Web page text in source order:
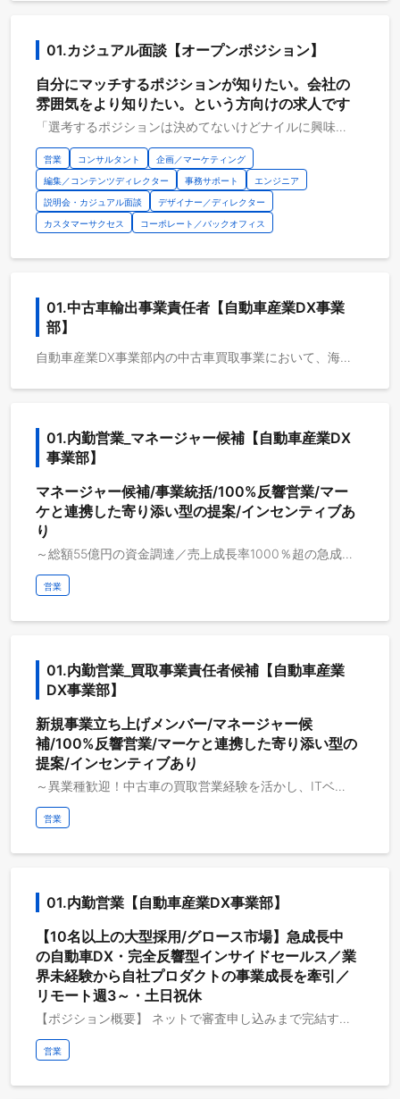
01.カジュアル面談【オープンポジション】
自分にマッチするポジションが知りたい。会社の
雰囲気をより知りたい。という方向けの求人です
「選考するポジションは決めてないけどナイルに興味がある」「情報交換をしたい」「マッチするポジションがあるか知りたい」という方はこちらから応募をお願いします。 ご経歴やスキルを拝見し、マッチするポジションがある場合は人事とのカジュアル面談を調整させていただきます。 ＜ポジションイメージ＞ ・Webコンサルタント ・事業企画、経営企画 ・コーポレート（経理、法務、人事） ・マーケティング ・コンテンツディレクター ＜対象になる方＞ ・働き方や雰囲気など、求人では確認しづらい部分を含めて詳細を聞きたい ・今は転職活動をしていないが、今後のために情報収集をしたい ・自身にマッチするポジションがあるか直接確認をしたい など ＜詳細＞ ・30～60分程度のオンライン面談 ・希望に応じて以下のような内容を想定しています -会社説明 -募集職種のご案内 -キャリアの壁打ち -質疑応答 など ＜その他＞ ・あくまで情報交換の面談のため志望動機や自己PR等のご準備は必要ございません ・服装についても特に指定はございません ＜注意事項＞ 本ポジションは面談前に書類選考を実施させていただきます
営業 コンサルタント
企画／マーケティング
編集／コンテンツディレクター
事務サポート
エンジニア
説明会・カジュアル面談
デザイナー／ディレクター
カスタマーサクセス
コーポレート／バックオフィス
01.中古車輸出事業責任者【自動車産業DX事業
部】
自動車産業DX事業部内の中古車買取事業において、海外輸出領域の事業責任者として活躍いただきます。 【お願いしたい業務・ミッション】 ・新たな輸出先（顧客・パートナー）の開拓 ・マーケティングプランの策定（自社広告サイトのグロースチームとの協業） ・各国事情に即した車両調達 ・事業スキームを実現するためのアライアンス構築 【成果でお願いしたい成果】 短期：月5台規模の中古車輸出の安定化 ／ 規模拡大に向けた新ビジネススキームの確立 中長期：月30台規模の輸出 ／ 買取事業 売上10億・営業利益1億 【将来ミッション】 輸出にとどまらず、買取・仕入れを含む中古車取り扱い全般の責任者として事業を牽引していただきます。
01.内勤営業_マネージャー候補【自動車産業DX
事業部】
マネージャー候補/事業統括/100%反響営業/マー
ケと連携した寄り添い型の提案/インセンティブあ
り
～総額55億円の資金調達／売上成長率1000％超の急成長事業におけるセールスマネージャーを募集します～ ◆申込者数30万人突破！業界最高水準の成長率が実現する、チャンスにあふれた組織 マネージャーとして、『自動車』×『サブスク』（個人向けカーリースサービス）の急成長事業のインサイドセールス部隊にて、戦略/戦術の設計からメンバーマネジメントまでお任せいたします。入社直後は、営業プロセスを理解いただきながら4～5名程度のメンバーマネジメントから業務に慣れて頂き、早期に10～15名程度のマネージャーとしてご活躍いただくことを想定しています。その後は、実績次第でより広範囲のセールス部隊統括など業務領域を広げていただくことを期待しています。 ■セールス部隊の役割・特徴 セールス部隊は、マーケティング部隊が獲得したリード（個人のお客様）に対して、商談～契約獲得に至るプロセスを担っています。 セールスチームは4～5名のユニットに分かれており、各ユニットに担当リーダーがアサインされています。セールスマネージャーは2～3のユニットを統括し、セールス組織の戦略および戦術を定義し、拡大フェーズの組織の目標達成および、今後の体制構築を牽引いただきます。 マネージャーにはファネル構造における各プロセス数値の管理・モニタリング通じてメンバーに適切なコミュニケーションをとっていただくことが求められます。 ■セールス部署 2019年時点で1名のメンバーからスタートしたセールス部隊は、現在約30名の組織となり、今後も急速に規模が拡大していき、近い将来に数百名規模の部隊になることを想定しています。 今後の拡大に伴い、早期に組織を牽引する中核人材として活躍することが可能です。また、部署内で新たな施策やサービス開発の機会も多く、各種アライアンスなど、セールスの職責に留まらない挑戦機会を得ることも可能です。 ■事業の今後 オンラインでのセールスナレッジを活用し、リアル面での販路拡大を推進。 また、既存の金融スキームではサービス提供ができない数百万人のお客様に対し、自社独自のリース商材を開発、提供することで『誰もが自由に移動を楽しむ社会』の実現を目指します。 「働きがいのある会社」ランキング、9年連続ベストカンパニーに選出／フルフレックス／週3リモート／インセンティブあり／残業平均20時間/土日祝休み 【事業概要】 ◆市場規模、日本最大170兆円。自動車産業DXへの挑戦 マイカーを月1万円台からのおトクな料金で持てるようにした、車のサブスクリプションサービス「カーリース カルモくん」。 完全非対面でのインターネット販売における定額カーリース事業を中心に大きくシェアを伸ばし、自動車購買プロセスにおけるDX（デジタルトランスフォーメーション）をすすめています 【参考資料】 じっくり商談、チーム一丸でメンバーをサポート！セールスの1日に密着 https://r-blog.nyle.co.jp/archives/2024/11/06/mdx-sales-1day/
営業
01.内勤営業_買取事業責任者候補【自動車産業
DX事業部】
新規事業立ち上げメンバー/マネージャー候
補/100%反響営業/マーケと連携した寄り添い型の
提案/インセンティブあり
～異業種歓迎！中古車の買取営業経験を活かし、ITベンチャーで幅広いキャリアを描ける～ ◆申込者数30万人突破！業界最高水準の成長率が実現する、チャンスにあふれた組織 ◆今までのご経験を基にIT業界に転身、将来的に事業拡大に向けた業務整備や取引先との提携構築など幅広いキャリアが描けます 【ポジション概要】 オンラインでの中古車買い取り事業の立ち上げメンバーを募集します。 まずプレイヤーとして成果をあげつつ、チーム内の課題解決に寄与いただき、1年後にマネージャーを任せられる人材を期待しています。 【仕事内容】 WEBサイト上で、中古車買い取りサービスに査定申込をいただいたお客様に対して、オンラインでの買い取りから売却までの新規オペレーション建付けとその管理を担っていただきます。 ◆具体的には・・・ ＜直近でおまかせする業務＞ ・他社との査定額の優位性と収益性を両立させた車両査定手段を確立する ・効果的な集客手段と商談手法を模索し、CPAの最小化と台あたり利益の最大化を実現する ・出口となる売却先（解体業者、AA出品代行会社、陸送会社、輸出業者）とのアライアンスを構築する ・システム構築ほかITによる自動化・高度化を通じて、効率的に一連のオペレーションを行う ＜将来的にお願いしたい業務＞ ※ご本人の適性と希望に応じて業務をお任せします ・他社との査定額の優位性と収益性を両立させた車両査定手段の確立 ・効果的な集客手段と商談手法の模索 ・システム構築ほかITによる自動化・高度化を通じて、効率的なオペレーションの構築 「働きがいのある会社」ランキング、9年連続ベストカンパニーに選出／インセンティブあり／残業平均20時間/土日祝休み 【事業概要】 ◆市場規模、日本最大170兆円。自動車産業DXへの挑戦 マイカーを月1万円台からのおトクな料金で持てるようにした、車のサブスクリプションサービス「カーリース カルモくん」。 完全非対面でのインターネット販売における定額カーリース事業を中心に大きくシェアを伸ばし、自動車購買プロセスにおけるDX（デジタルトランスフォーメーション）をすすめています 【参考資料】 じっくり商談、チーム一丸でメンバーをサポート！セールスの1日に密着 https://r-blog.nyle.co.jp/archives/2024/11/06/mdx-sales-1day/
営業
01.内勤営業【自動車産業DX事業部】
【10名以上の大型採用/グロース市場】急成長中
の自動車DX・完全反響型インサイドセールス／業
界未経験から自社プロダクトの事業成長を牽引／
リモート週3～・土日祝休
【ポジション概要】 ネットで審査申し込みまで完結する車のサブスクサービスにて、審査通過後のお客さまとお電話での商談～契約締結までを担当していただきます。 ※こんな方におススメ ・目の前のお客様のためにベストな提案をして喜ばれるのが嬉しい ・スキルを活かしてまずはセールスとして活躍しながら、数年後にはマネージャーやマーケなど別のキャリアも歩んでみたい ・成果の分だけしっかり評価される環境で働きたい 【仕事の特徴】 店舗を持たず、非対面で完結するサービスです。お客様と直接顔を合わせることはありません。顔が見えないからこそ、電話の向こうにいるお客様にどれだけ寄り添えるかが成約のカギを握っています 【ナイルの営業で働く魅力】 1. 仕事のスタイル 完全反響型営業のため、テレアポなどの新規開拓は一切ありません。1日の対応件数は3〜5件とお客様1人1人に集中できる環境です。無駄な架電に時間を割くのではなく、「どうすればお客様のカーライフを最適化できるか」という本質的な提案にのみ時間を使える、極めて生産性の高い営業スタイルです。 2. 教育・サポート体制 入社後は充実したオンボーディングプログラムを用意。業界知識から提案スキルまで、独り立ちできるまでしっかり並走します。 「教える」だけでなく、「一人前の営業」として早期に裁量を持てるよう、最短ルートの成長を会社がフルサポートします。 3. チーム・組織文化 「詰め」の文化はなく、数字だけで判断せずにプロセスや課題をマネージャーと一緒に分析し、解決策を導き出す文化です。チームワークを重視しており、個人の成果を競い合うよりも「チーム全体でどう目標を達成するか」に重きを置いています。マネージャーは非常にフラットで、相談しやすい環境を徹底しています。 ・「働きがいのある会社」ランキング、10年連続ベスト100社選出 ・転職口コミサイト「OpenWork」 インターネット業界の総合評価ランキング6180社中5位（2025年11月17日時点） ・インセンティブあり ・残業平均20時間 ・土日祝休み 【セールスチームの特徴】 ◆申込者数30万人突破！業界最高水準の成長率が実現する、チャンスにあふれた組織 ◆チームは20代半ば～30代前半が中心。男女やバックグラウンドは一切関係なく、本人のセールススキルだけでキャリアアップが叶います ◆トップセールスはほぼすべてが業界未経験者。個人向け営業（販売）で実績を出されたご経験があれば、トップセールスの素養があります！ 【年収モデル】 ・2年目：550万（インセンティブ含む） ・3年目：600万（インセンティブ含む） ・5年目：700万（インセンティブ含む） ※上記はあくまで一例で実際の給与は経験・スキル・業績への貢献度を考慮し決定しますが、個人のパフォーマンスや目標達成率をダイレクトに反映する仕組みです。社歴に関わらず、高い成果を出した社員が正当に報われる報酬体系を整えています。 【事業概要】 ◆市場規模、日本最大170兆円。自動車産業DXへの挑戦 マイカーを月1万円台からのおトクな料金で持てるようにした、車のサブスクリプションサービス。 完全非対面でのインターネット販売における定額カーリース事業を中心に大きくシェアを伸ばし、自動車購買プロセスにおけるDX（デジタルトランスフォーメーション）をすすめています 【参考資料】 じっくり商談、チーム一丸でメンバーをサポート！セールスの1日に密着 https://r-blog.nyle.co.jp/archives/2024/11/06/mdx-sales-1day/ お客様の心が動く瞬間に気づけるか――車の知識ゼロから駆け上がったトップセールスの思考 https://r-blog.nyle.co.jp/archives/2023/09/11/carmo-sales-bando/ その他参考資料 https://nyle-recruit-info.notion.site/sales-mdx
営業